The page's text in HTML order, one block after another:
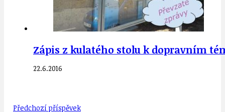
Zápis z kulatého stolu k dopravním
22.6.2016
Předchozí příspěvek